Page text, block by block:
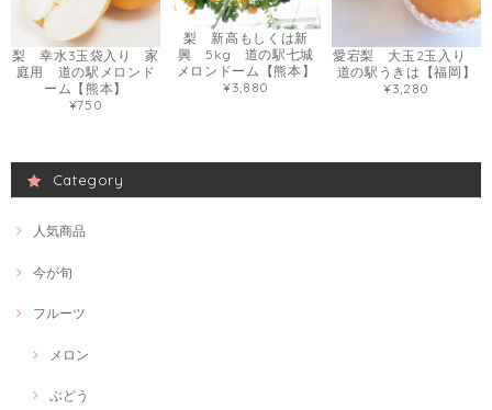
梨 幸水3玉袋入り 家
庭用 道の駅メロンド
ーム【熊本】
¥750
梨 新高もしくは新
興 5kg 道の駅七城
メロンドーム【熊本】
¥3,880
愛宕梨 大玉2玉入り
道の駅うきは【福岡】
¥3,280
Category
人気商品
今が旬
フルーツ
メロン
ぶどう